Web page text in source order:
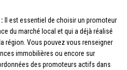
Il est essentiel de choisir un promoteur
du marché local et qui a déjà réalisé
région. Vous pouvez vous renseigner
immobilières ou encore sur
des promoteurs actifs dans